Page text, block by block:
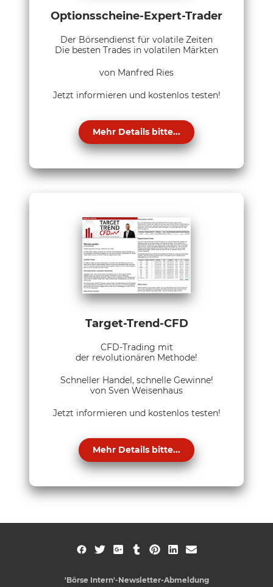
Optionsscheine-Expert-Trader
Der Börsendienst für volatile Zeiten
Die besten Trades in volatilen Märkten
von Manfred Ries
Jetzt informieren und kostenlos testen!
Mehr Details bitte...
Target-Trend-CFD
CFD-Trading mit
der revolutionären Methode!
Schneller Handel, schnelle Gewinne!
von Sven Weisenhaus
Jetzt informieren und kostenlos testen!
Mehr Details bitte...
'Börse Intern'-Newsletter-Abmeldung